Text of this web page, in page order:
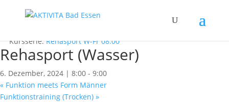
« Alle Kurse
Kursserie:Rehasport W-Fr 08:00
Rehasport (Wasser)
6. Dezember, 2024 | 8:00 - 9:00
« Funktion meets Form Männer
Funktionstraining (Trocken) »